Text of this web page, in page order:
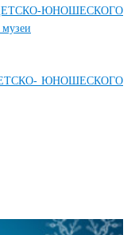
ЮНОШЕСКОГО
ЮНОШЕСКОГО